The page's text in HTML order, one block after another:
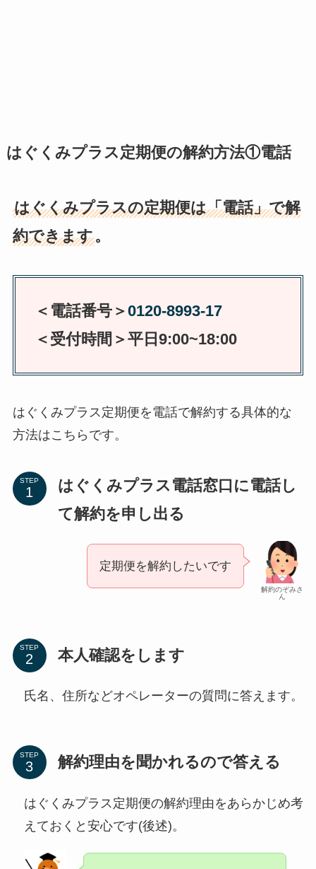
はぐくみプラス定期便の解約方法①電話
はぐくみプラスの定期便は「電話」で解
約できます。
＜電話番号＞0120-8993-17
＜受付時間＞平日9:00~18:00
はぐくみプラス定期便を電話で解約する具体的な
方法はこちらです。
STEP
はぐくみプラス電話窓口に電話し
て解約を申し出る
解約のぞみさ
ん
定期便を解約したいです
STEP 本人確認をします
氏名、住所などオペレーターの質問に答えます。
STEP 解約理由を聞かれるので答える
はぐくみプラス定期便の解約理由をあらかじめ考
えておくと安心です(後述)。